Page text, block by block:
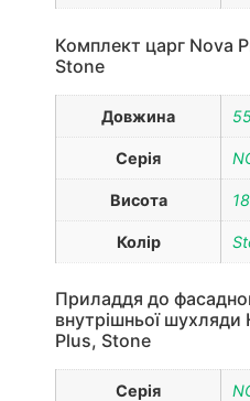
Комплект царг Nova
Stone
Довжина
Серія
Висота
Колір
Приладдя до
внутрішньої шухляди
Plus, Stone
Серія